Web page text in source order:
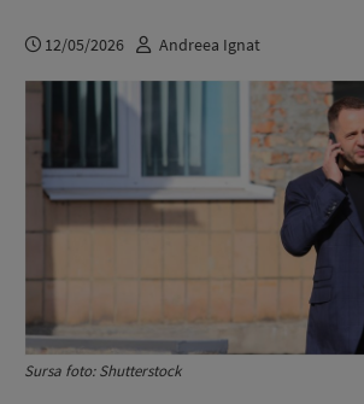
12/05/2026 Andreea Ignat
Sursa foto: Shutterstock